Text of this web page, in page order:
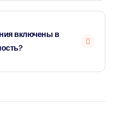
а зимой берите с собой
включены в